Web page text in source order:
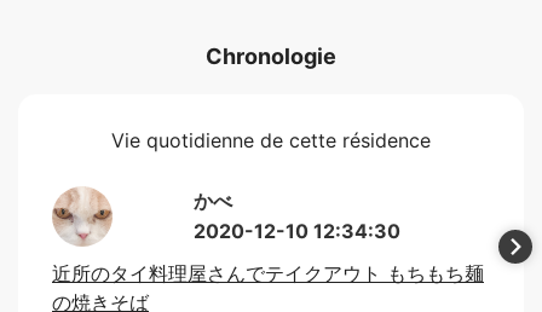
Chronologie
Vie quotidienne de cette résidence
かべ
近所のタイ料理屋さんでテイクアウト もちもち麺
の焼きそば
2020-12-10 12:34:30